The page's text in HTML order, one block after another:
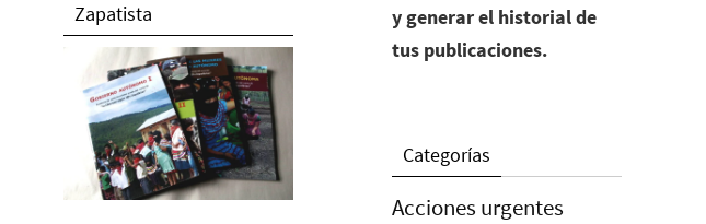
Zapatista
y generar el historial de
tus publicaciones.
Categorías
Acciones urgentes